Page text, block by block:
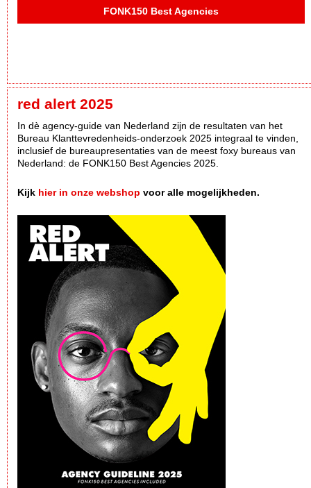
FONK150 Best Agencies
red alert 2025
In dè agency-guide van Nederland zijn de resultaten van het
Bureau Klanttevredenheids-onderzoek 2025 integraal te vinden,
inclusief de bureaupresentaties van de meest foxy bureaus van
Nederland: de FONK150 Best Agencies 2025.
Kijk hier in onze webshop voor alle mogelijkheden.